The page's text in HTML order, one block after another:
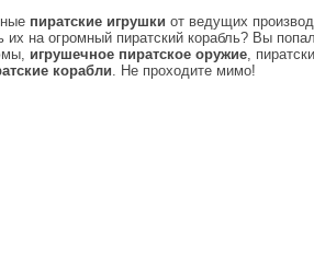
пиратские игрушки от ведущих
их на огромный пиратский корабль? Вы
игрушечное пиратское оружие,
корабли. Не проходите мимо!